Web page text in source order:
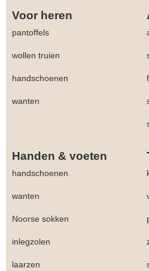
Voor heren
pantoffels
wollen truien
handschoenen
wanten
Handen & voeten
handschoenen
wanten
Noorse sokken
inlegzolen
laarzen